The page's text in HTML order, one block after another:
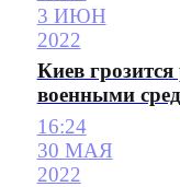
3 ИЮН
2022
Киев
военными
16:24
30 МАЯ
2022